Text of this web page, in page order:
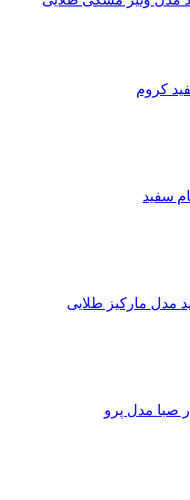
کروم
سفید
مدل مارکیز طلایی
صبا مدل پرو